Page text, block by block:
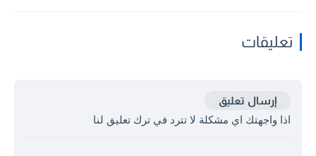
تعليقات
إرسال تعليق
اذا واجهتك اي مشكلة لا تترد في ترك تعليق لنا